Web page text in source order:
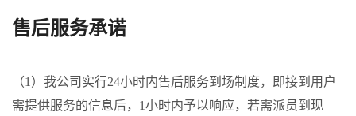
售后服务承诺
（1）我公司实行24小时内售后服务到场制度，即接到用户
需提供服务的信息后，1小时内予以响应，若需派员到现